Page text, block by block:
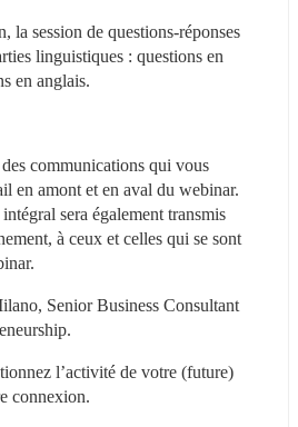
la session de questions-réponses
linguistiques : questions en
en anglais.
communications qui vous
en amont et en aval du webinar.
sera également transmis
à ceux et celles qui se sont
Senior Business Consultant
l’activité de votre (future)
connexion.